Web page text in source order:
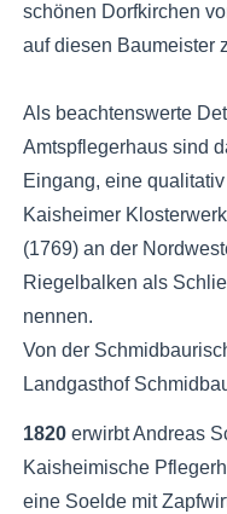
schönen Dorfkirchen
auf diesen Baumeister
Als beachtenswerte
Amtspflegerhaus sind
Eingang, eine
Kaisheimer
(1769) an der
Riegelbalken als
nennen.
Von der
Landgasthof
1820 erwirbt Andreas
Kaisheimische
eine Soelde mit